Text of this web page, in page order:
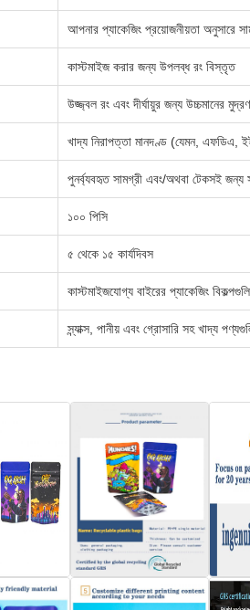
আপনার প্যাকেজিং প্রয়োজনীয়তা অনুসারে
কাস্টমাইজ করার জন্য উপলব্ধ রং বিস্তৃত
উজ্জ্বল রং এবং দীর্ঘায়ুর জন্য উচ্চমানের
খাদ্য নিরাপত্তা মানদণ্ড (যেমন, এফডিএ,
পুনর্ব্যবহৃত সামগ্রী এবং/অথবা টেকসই জন্য
১০০ পিসি
৫ থেকে ১৫ কার্যদিবস
কাস্টমাইজযোগ্য বাইরের প্যাকেজিং
স্ন্যাক্স, পানীয় এবং গ্রোসারি সহ খাদ্য